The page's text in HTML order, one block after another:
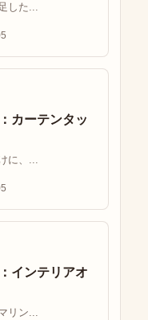
した...
カーテンタッ
に、...
インテリアオ
リン...